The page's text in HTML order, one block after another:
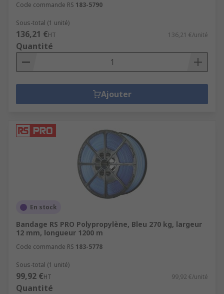
Code commande RS 183-5790
Sous-total (1 unité)
136,21 €HT 136,21 €/unité
Quantité
Ajouter
En stock
Bandage RS PRO Polypropylène, Bleu 270 kg, largeur
12 mm, longueur 1200 m
Code commande RS 183-5778
Sous-total (1 unité)
99,92 €HT 99,92 €/unité
Quantité